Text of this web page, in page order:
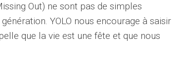
Out) ne sont pas de simples
YOLO nous encourage à saisir
que la vie est une fête et que nous